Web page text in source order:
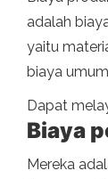
adalah
yaitu
biaya
Dapat
Biaya
Mereka